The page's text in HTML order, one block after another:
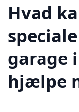
Hvad
garage
hjælpe